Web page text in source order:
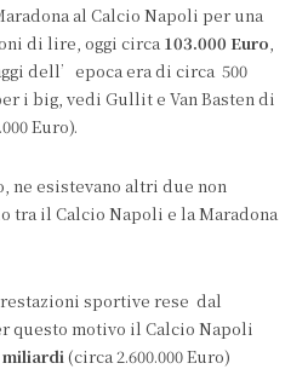
al Calcio Napoli per una
di lire, oggi circa 103.000 Euro,
dell’epoca era di circa 500
i big, vedi Gullit e Van Basten di
Euro).
ne esistevano altri due non
tra il Calcio Napoli e la Maradona
sportive rese dal
questo motivo il Calcio Napoli
miliardi (circa 2.600.000 Euro)